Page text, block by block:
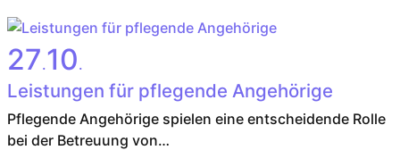
27.10.
Leistungen für pflegende Angehörige
Pflegende Angehörige spielen eine entscheidende Rolle
bei der Betreuung von…